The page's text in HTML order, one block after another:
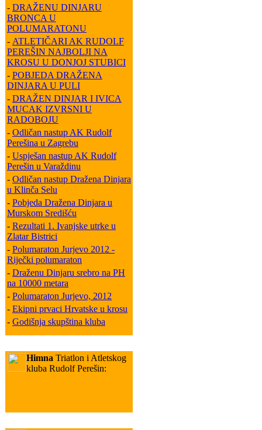
- DRAŽENU DINJARU
BRONCA U
POLUMARATONU
- ATLETIČARI AK RUDOLF
PEREŠIN NAJBOLJI NA
KROSU U DONJOJ STUBICI
- POBJEDA DRAŽENA
DINJARA U PULI
- DRAŽEN DINJAR I IVICA
MUCAK IZVRSNI U
RADOBOJU
- Odličan nastup AK Rudolf
Perešina u Zagrebu
- Uspješan nastup AK Rudolf
Perešin u Varaždinu
- Odličan nastup Dražena Dinjara
u Klinča Selu
- Pobjeda Dražena Dinjara u
Murskom Središću
- Rezultati 1. Ivanjske utrke u
Zlatar Bistrici
- Polumaraton Jurjevo 2012 -
Riječki polumaraton
- Draženu Dinjaru srebro na PH
na 10000 metara
- Polumaraton Jurjevo, 2012
- Ekipni prvaci Hrvatske u krosu
- Godišnja skupština kluba
Himna Triatlon i Atletskog
kluba Rudolf Perešin: